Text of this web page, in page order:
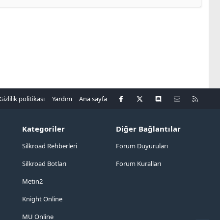
politikası Yardım Ana sayfa Facebook
X Discord Bize ulaşın
Kategoriler
Silkroad Rehberleri
Silkroad Botları
Metin2
Knight Online
MU Online
Diğer Bağlantılar
Forum Duyuruları
Forum Kuralları